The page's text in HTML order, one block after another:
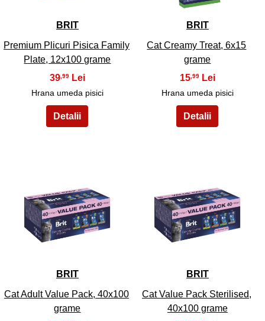
BRIT
Premium Plicuri Pisica Family
Plate, 12x100 grame
39,99
Hrana umeda pisici
BRIT
Cat Creamy Treat, 6x15
grame
15,99
Hrana umeda pisici
3
BRIT
Cat Adult Value Pack, 40x100
grame
4
BRIT
Cat Value Pack Sterilised,
40x100 grame